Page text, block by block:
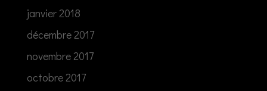
janvier 2018
décembre 2017
novembre 2017
octobre 2017